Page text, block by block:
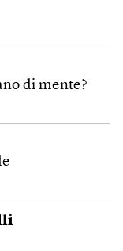
di mente?